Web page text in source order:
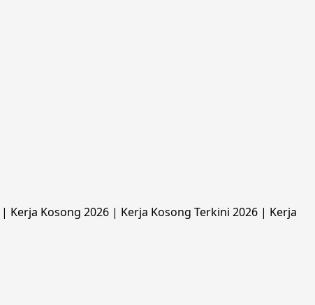
Kerja Kosong 2026 | Kerja Kosong Terkini 2026 | Kerja